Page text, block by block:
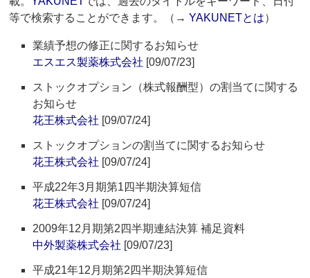
等で検索することができます。（→YAKUNETとは）
業績予想の修正に関するお知らせ
エスエス製薬株式会社 [09/07/23]
ストックオプション（株式報酬型）の割当てに関する
お知らせ
花王株式会社 [09/07/24]
ストックオプションの割当てに関するお知らせ
花王株式会社 [09/07/24]
平成22年3月期第1四半期決算短信
花王株式会社 [09/07/24]
2009年12月期第2四半期連結決算 補足資料
中外製薬株式会社 [09/07/23]
平成21年12月期第2四半期決算短信